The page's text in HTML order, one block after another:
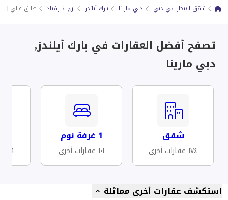
شقق للايجار في دبي دبي مارينا بارك أيلندز برج فيرفيلد طابق عالي |
تصفح أفضل العقارات في بارك أيلندز,
دبي مارينا
شقق
١٧٤ عقارات أخرى
1 غرفة نوم
١٠١ عقارات أخرى ٤٩ عقارات أخرى
استكشف عقارات أخرى مماثلة